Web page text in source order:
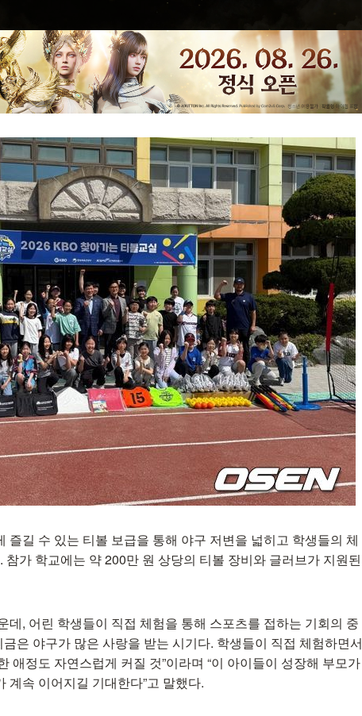
즐길 수 있는 티볼 보급을 통해 야구 저변을 넓히고 학생들의 체
가 학교에는 약 200만 원 상당의 티볼 장비와 글러브가 지원된
데, 어린 학생들이 직접 체험을 통해 스포츠를 접하는 기회의 중
은 야구가 많은 사랑을 받는 시기다. 학생들이 직접 체험하면서
애정도 자연스럽게 커질 것”이라며 “이 아이들이 성장해 부모가
계속 이어지길 기대한다”고 말했다.